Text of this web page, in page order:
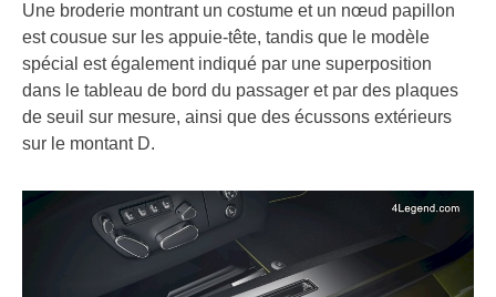
Une broderie montrant un costume et un nœud papillon
est cousue sur les appuie-tête, tandis que le modèle
spécial est également indiqué par une superposition
dans le tableau de bord du passager et par des plaques
de seuil sur mesure, ainsi que des écussons extérieurs
sur le montant D.